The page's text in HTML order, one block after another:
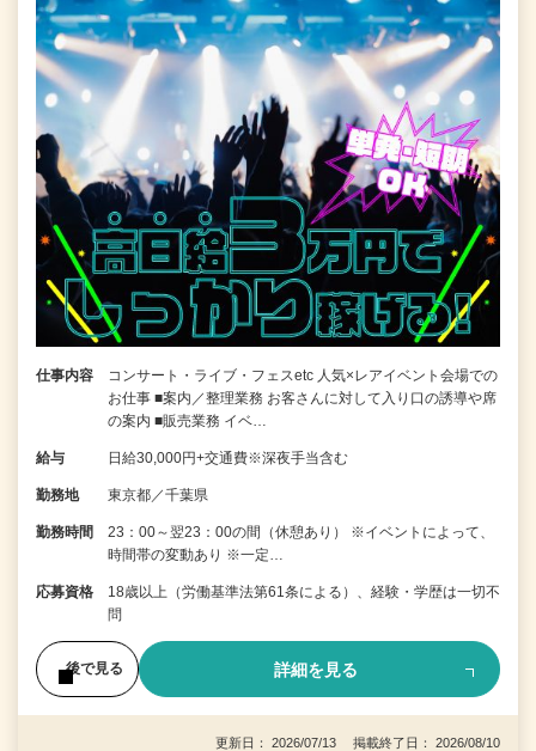
仕事内容
コンサート・ライブ・フェスetc 人気×レアイベント会場での
お仕事 ■案内／整理業務 お客さんに対して入り口の誘導や席
の案内 ■販売業務 イベ…
給与 日給30,000円+交通費※深夜手当含む
勤務地 東京都／千葉県
勤務時間
23：00～翌23：00の間（休憩あり） ※イベントによって、
時間帯の変動あり ※一定…
応募資格
18歳以上（労働基準法第61条による）、経験・学歴は一切不
問
後で見る 詳細を見る
更新日： 2026/07/13 掲載終了日： 2026/08/10